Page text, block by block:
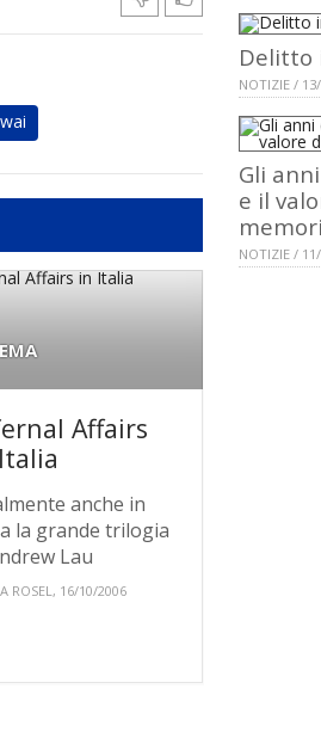
Affairs
anche in
la grande trilogia
Lau
ROSEL, 16/10/2006
Delitto
NOTIZIE /
Gli
e il
NOTIZIE /